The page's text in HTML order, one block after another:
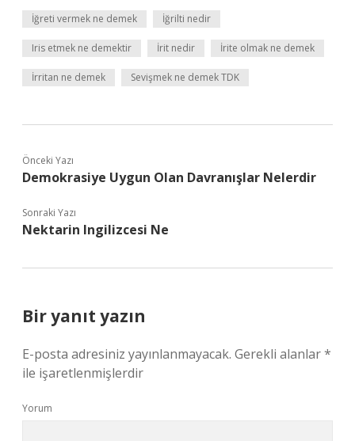
İğreti vermek ne demek İğrilti nedir
Iris etmek ne demektir İrit nedir İrite olmak ne demek
İrritan ne demek Sevişmek ne demek TDK
Önceki Yazı
Demokrasiye Uygun Olan Davranışlar Nelerdir
Sonraki Yazı
Nektarin Ingilizcesi Ne
Bir yanıt yazın
E-posta adresiniz yayınlanmayacak. Gerekli alanlar*
ile işaretlenmişlerdir
Yorum